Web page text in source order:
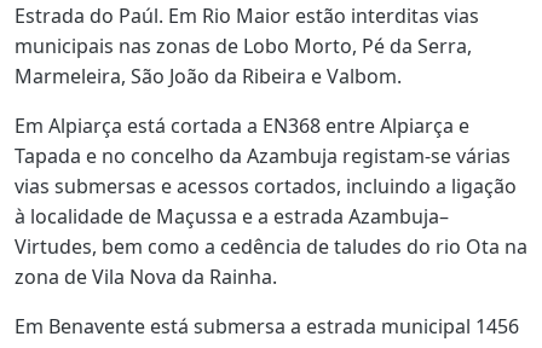
Estrada do Paúl. Em Rio Maior estão interditas vias
municipais nas zonas de Lobo Morto, Pé da Serra,
Marmeleira, São João da Ribeira e Valbom.
Em Alpiarça está cortada a EN368 entre Alpiarça e
Tapada e no concelho da Azambuja registam‑se várias
vias submersas e acessos cortados, incluindo a ligação
à localidade de Maçussa e a estrada Azambuja–
Virtudes, bem como a cedência de taludes do rio Ota na
zona de Vila Nova da Rainha.
Em Benavente está submersa a estrada municipal 1456